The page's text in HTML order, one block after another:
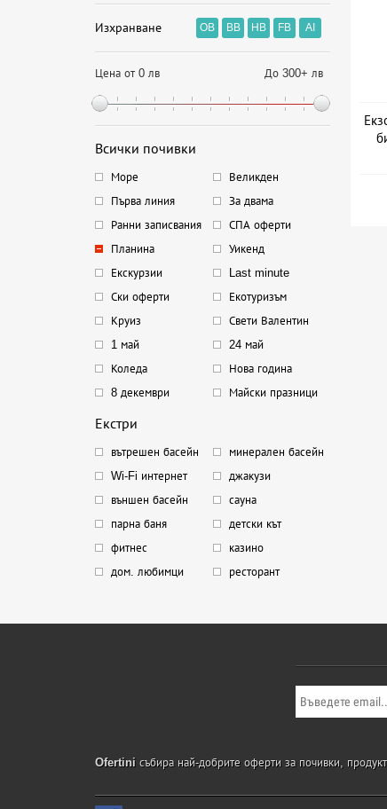
Изхранване OB BB HB FB AI
Цена от 0 лв До 300+ лв
Всички почивки
Море
Великден
Първа линия
За двама
Ранни записвания
СПА оферти
Планина
Уикенд
Екскурзии
Last minute
Ски оферти
Екотуризъм
Круиз
Свети Валентин
1 май
24 май
Коледа
Нова година
8 декември
Майски празници
Екстри
вътрешен басейн
минерален басейн
Wi-Fi интернет
джакузи
външен басейн
сауна
парна баня
детски кът
фитнес
казино
дом. любимци
ресторант
Ofertini събира най-добрите оферти за почивки,